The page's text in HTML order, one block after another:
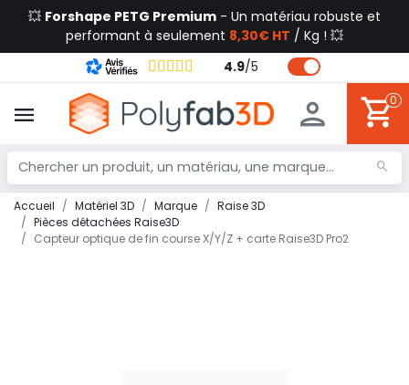
💥 Forshape PETG Premium - Un matériau robuste et
performant à seulement 8,30€ HT / Kg ! 💥
4.9/5
0
Accueil Matériel 3D Marque
Raise 3D
Pièces détachées Raise3D
Capteur optique de fin course X/Y/Z + carte Raise3D Pro2